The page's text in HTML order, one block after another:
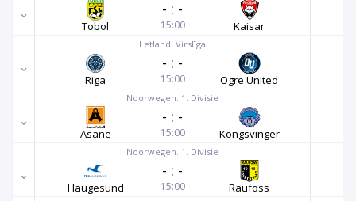
Tobol
- : -
15:00 Kaisar
Letland. Virslīga
Riga
- : -
15:00 Ogre United
Noorwegen. 1. Divisie
Asane
- : -
15:00 Kongsvinger
Noorwegen. 1. Divisie
Haugesund
- : -
15:00 Raufoss